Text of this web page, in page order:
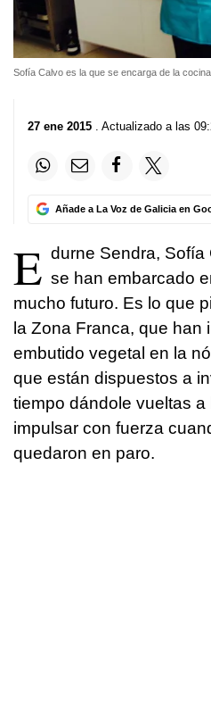
Sofía Calvo es la que se encarga de la cocina.
27 ene 2015 . Actualizado a las
Añade a La Voz de Galicia en
E durne Sendra, Sofía
se han embarcado
mucho futuro. Es lo que
la Zona Franca, que han
embutido vegetal en la
que están dispuestos a
tiempo dándole vueltas
impulsar con fuerza
quedaron en paro.